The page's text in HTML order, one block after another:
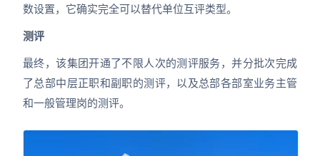
数设置，它确实完全可以替代单位互评类型。
测评
最终，该集团开通了不限人次的测评服务，并分批次完成
了总部中层正职和副职的测评，以及总部各部室业务主管
和一般管理岗的测评。